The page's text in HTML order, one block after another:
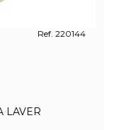
Ref. 220144
LAVER